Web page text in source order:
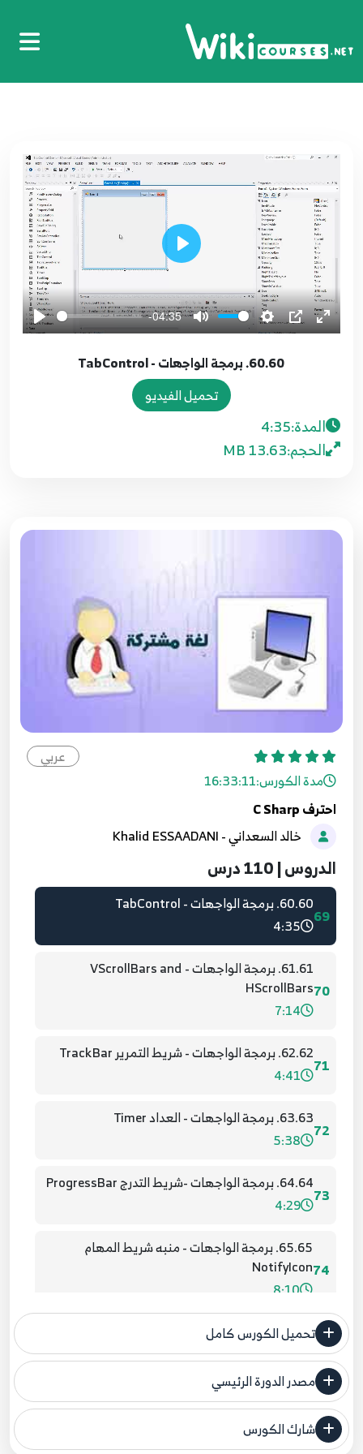
-04:35
Play
60.60. برمجة الواجهات - TabControl
تحميل الفيديو
المدة:4:35
الحجم:13.63 MB
عربي
مدة الكورس:16:33:11
احترف C Sharp
خالد السعداني - Khalid ESSAADANI
الدروس | 110 درس
56
47.47. برمجة الواجهات - القوائم المنسدلة
ComboBoxes
9:57
58
7:06
59
50.50. برمجة الواجهات - Treeview - الجزء الثاني
12:03
60
51.51. برمجة الواجهات - ListView - الجزء الأول
13:28
52.52. برمجة الواجهات - ListView - الجزء الثاني
62
ColorDialog, FontDialog
63
4:50
64
9:48
65
56.56. برمجة الواجهات - ContextMenuStrip
3:54
57.57. برمجة الواجهات - مربع الصورة PictureBox
4:47
67
58.58. برمجة الواجهات -GroupBox and Panel
5:11
59.59. برمجة الواجهات - شريط الحالة StatusStrip
5:19
69
60.60. برمجة الواجهات - TabControl
4:35
70
61.61. برمجة الواجهات - VScrollBars and
HScrollBars
7:14
71
62.62. برمجة الواجهات - شريط التمرير TrackBar
4:41
72
63.63. برمجة الواجهات - العداد Timer
5:38
73
64.64. برمجة الواجهات -شريط التدرج ProgressBar
4:29
74
65.65. برمجة الواجهات - منبه شريط المهام
NotifyIcon
8:10
75
DomainUpDown
5:43
76
67.67. برمجة الواجهات - متصفح الويب Web
Browser
تحميل الكورس كامل
مصدر الدورة الرئيسي
فنحن لا ندعي ملكية أي دورة ولهذا نضع المصدر الأصلي لكم
شارك الكورس